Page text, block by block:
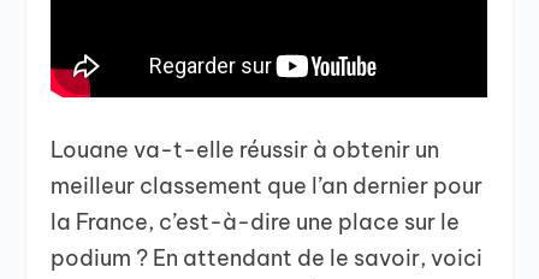
Louane va-t-elle réussir à obtenir un
meilleur classement que l’an dernier pour
la France, c’est-à-dire une place sur le
podium ? En attendant de le savoir, voici